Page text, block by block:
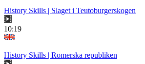
History Skills | Slaget i Teutoburgerskogen
10:19
History Skills | Romerska republiken